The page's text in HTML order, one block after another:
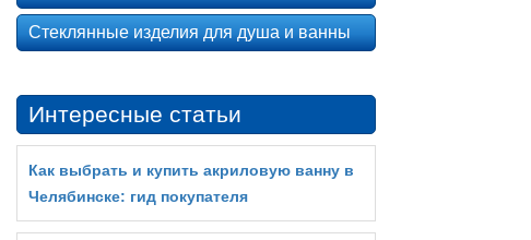
Стеклянные изделия для душа и ванны
Интересные статьи
Как выбрать и купить акриловую ванну в
Челябинске: гид покупателя